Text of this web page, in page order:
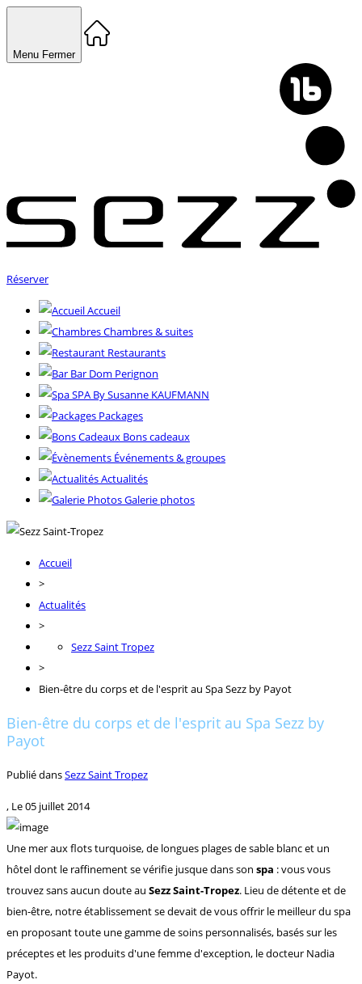
Menu Fermer
Réserver
Accueil
Chambres & suites
Restaurants
Bar Dom Perignon
SPA By Susanne KAUFMANN
Packages
Bons cadeaux
Événements & groupes
Actualités
Galerie photos
Accueil
>
Actualités
>
Sezz Saint Tropez
>
Bien-être du corps et de l'esprit au Spa Sezz by Payot
Bien-être du corps et de l'esprit au Spa Sezz by
Payot
Publié dansSezz Saint Tropez
, Le05 juillet 2014
Une mer aux flots turquoise, de longues plages de sable blanc et un
hôtel dont le raffinement se vérifie jusque dans son spa : vous vous
trouvez sans aucun doute au Sezz Saint-Tropez. Lieu de détente et de
bien-être, notre établissement se devait de vous offrir le meilleur du spa
en proposant toute une gamme de soins personnalisés, basés sur les
préceptes et les produits d'une femme d'exception, le docteur Nadia
Payot.